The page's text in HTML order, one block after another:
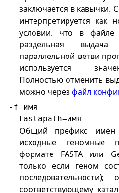
заключается в кавычки.
интерпретируется как
условии, что в файле
раздельная
параллельной ветви
используется
Полностью отменить
можно черезфайл
-f имя
--fastapath=имя
Общий префикс имён
исходные геномные
формате FASTA или
только если геном
соответствующему